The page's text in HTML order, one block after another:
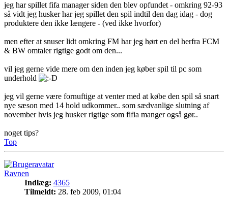
jeg har spillet fifa manager siden den blev opfundet - omkring 92-93
så vidt jeg husker har jeg spillet den spil indtil den dag idag - dog
produktere den ikke længere - (ved ikke hvorfor)
men efter at snuser lidt omkring FM har jeg hørt en del herfra FCM
& BW omtaler rigtige godt om den...
vil jeg gerne vide mere om den inden jeg køber spil til pc som
underhold
jeg vil gerne være fornuftige at venter med at købe den spil så snart
nye sæson med 14 hold udkommer.. som sædvanlige slutning af
november hvis jeg husker rigtige som fifia manger også gør..
noget tips?
Top
Ravnen
Indlæg: 4365
Tilmeldt: 28. feb 2009, 01:04